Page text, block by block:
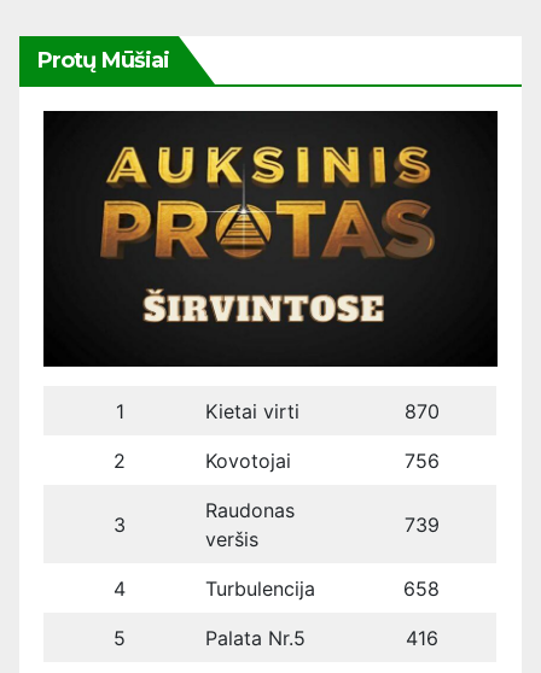
Protų Mūšiai
1 Kietai virti 870
2 Kovotojai 756
3
Raudonas
veršis
739
4 Turbulencija 658
5 Palata Nr.5 416